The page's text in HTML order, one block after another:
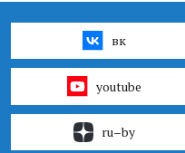
вк
youtube
ru–by